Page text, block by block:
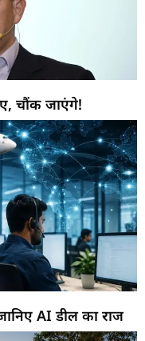
चौंक जाएंगे!
AI डील का राज